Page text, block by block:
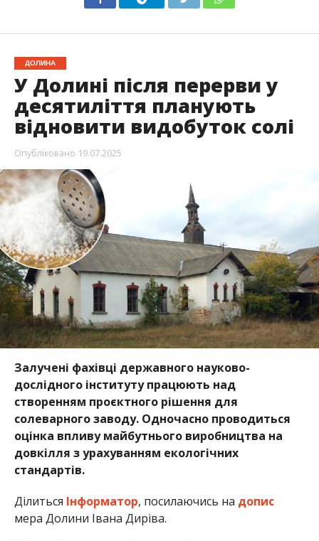
ДОЛИНА
У Долині після перерви у
десятиліття планують
відновити видобуток солі
Опубліковано 19.07.2025
Залучені фахівці державного науково-
дослідного інституту працюють над
створенням проєктного рішення для
солеварного заводу. Одночасно проводиться
оцінка впливу майбутнього виробництва на
довкілля з урахуванням екологічних
стандартів.
Ділиться Інформатор, посилаючись на допис
мера Долини Івана Диріва.